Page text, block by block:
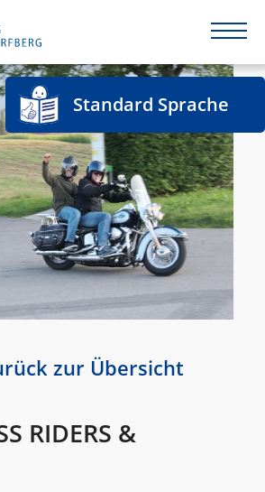
Standard Sprache
zur Übersicht
RIDERS &